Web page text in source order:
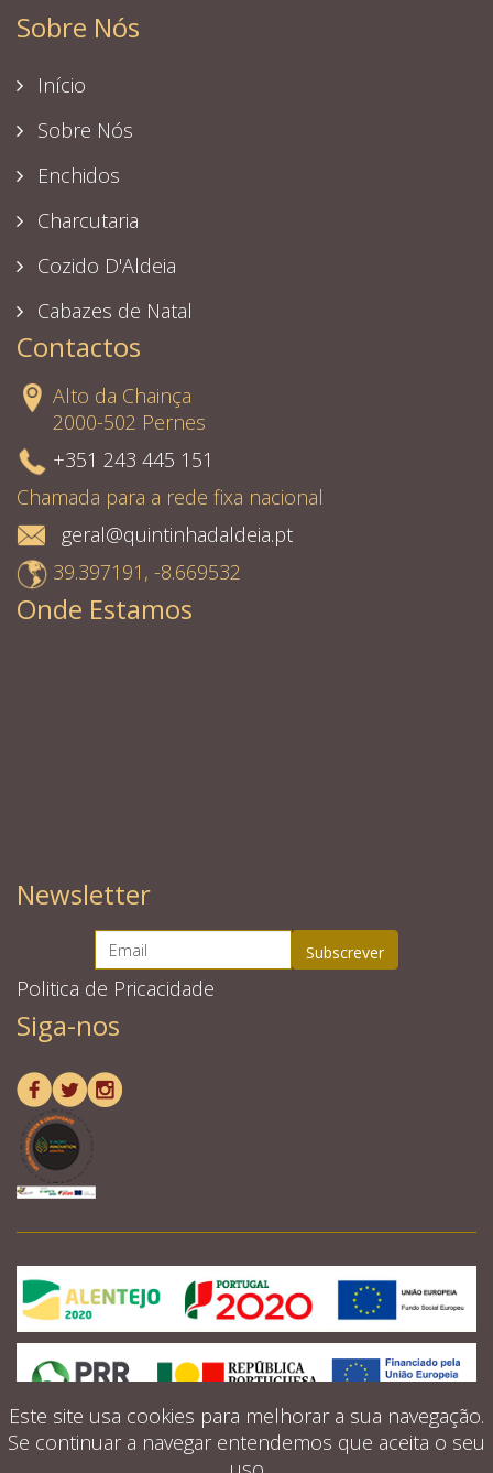
Sobre Nós
Início
Sobre Nós
Enchidos
Charcutaria
Cozido D'Aldeia
Cabazes de Natal
Contactos
Alto da Chainça
2000-502 Pernes
+351 243 445 151
Chamada para a rede fixa nacional
geral@quintinhadaldeia.pt
39.397191, -8.669532
Onde Estamos
Newsletter
Politica de Pricacidade
Siga-nos
Este site usa cookies para melhorar a sua navegação.
Se continuar a navegar entendemos que aceita o seu